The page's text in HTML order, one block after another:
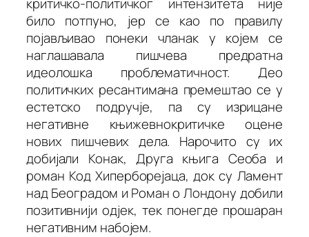
било потпуно, јер се као по правилу
појављивао понеки чланак у којем се
наглашавала пишчева предратна
идеолошка проблематичност. Део
политичких ресантимана премештао се у
естетско подручје, па су изрицане
негативне књижевнокритичке оцене
нових пишчевих дела. Нарочито су их
добијали Конак,Друга књига Сеоба и
роман Код Хиперборејаца, док су Ламент
над Београдом и Роман о Лондону добили
позитивнији одјек, тек понегде прошаран
негативним набојем.